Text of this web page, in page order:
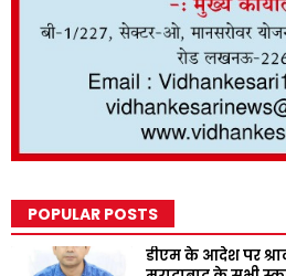
POPULAR POSTS
डीएम के आदेश पर